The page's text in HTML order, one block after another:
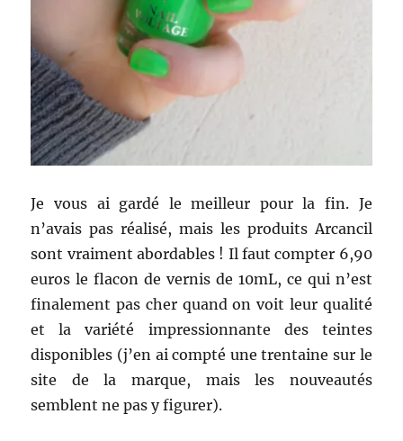
Je vous ai gardé le meilleur pour la fin. Je
n’avais pas réalisé, mais les produits Arcancil
sont vraiment abordables ! Il faut compter 6,90
euros le flacon de vernis de 10mL, ce qui n’est
finalement pas cher quand on voit leur qualité
et la variété impressionnante des teintes
disponibles (j’en ai compté une trentaine sur le
site de la marque, mais les nouveautés
semblent ne pas y figurer).